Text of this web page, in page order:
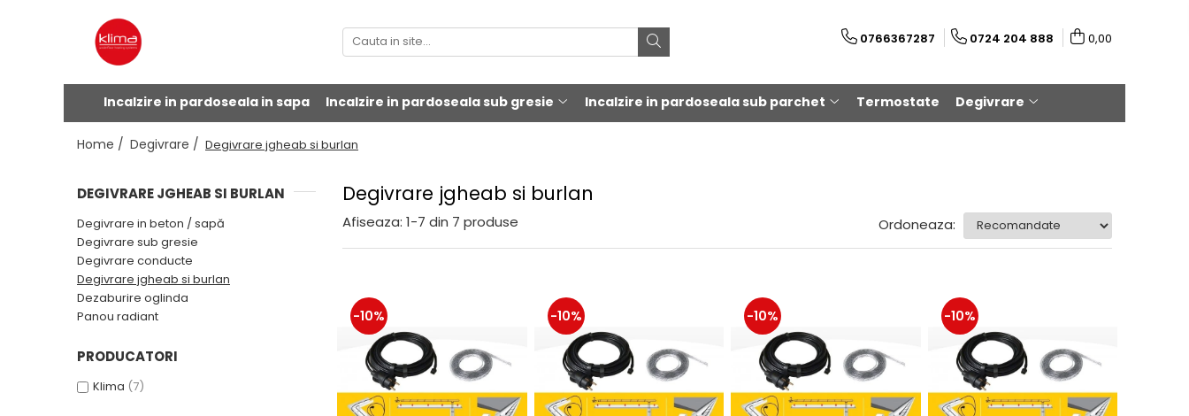
Incalzire in pardoseala sub gresie
Decoupling System
Izolatie termica
Incalzire in pardoseala sub parchet
Covor aluminiu
Degivrare
Degivrare in beton / sapă
Degivrare sub gresie
Degivrare conducte
Panou radiant
0766367287 0724 204 888 0,00
Incalzire in pardoseala in sapa Incalzire in pardoseala sub gresie Incalzire in pardoseala sub parchet Termostate Degivrare
Home / Degivrare / Degivrare jgheab si burlan
Degivrare jgheab si burlan
DEGIVRARE JGHEAB SI BURLAN
Degivrare in beton / sapă
Degivrare sub gresie
Degivrare conducte
Degivrare jgheab si burlan
Dezaburire oglinda
Panou radiant
PRODUCATORI
Klima (7)
Afiseaza: 1-7 din 7 produse Ordoneaza:
-10% -10% -10% -10%